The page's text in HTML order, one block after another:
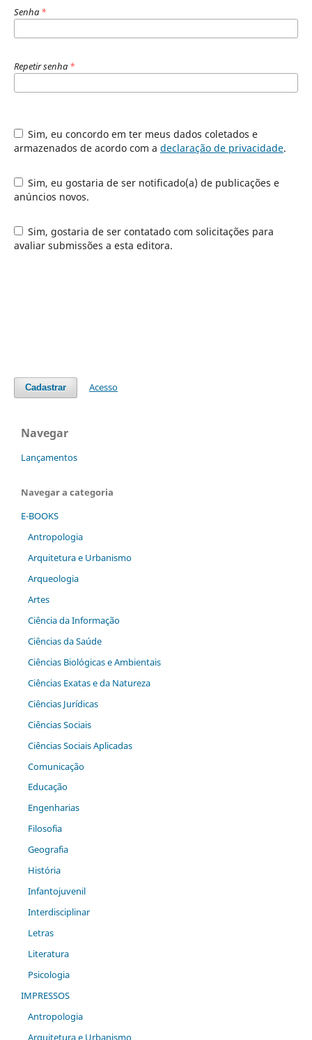
Senha *
Repetir senha *
Sim, eu concordo em ter meus dados coletados e
armazenados de acordo com a declaração de privacidade.
Sim, eu gostaria de ser notificado(a) de publicações e
anúncios novos.
Sim, gostaria de ser contatado com solicitações para
avaliar submissões a esta editora.
Cadastrar Acesso
Navegar
Lançamentos
Navegar a categoria
E-BOOKS
Antropologia
Arquitetura e Urbanismo
Arqueologia
Artes
Ciência da Informação
Ciências da Saúde
Ciências Biológicas e Ambientais
Ciências Exatas e da Natureza
Ciências Jurídicas
Ciências Sociais
Ciências Sociais Aplicadas
Comunicação
Educação
Engenharias
Filosofia
Geografia
História
Infantojuvenil
Interdisciplinar
Letras
Literatura
Psicologia
IMPRESSOS
Antropologia
Arquitetura e Urbanismo